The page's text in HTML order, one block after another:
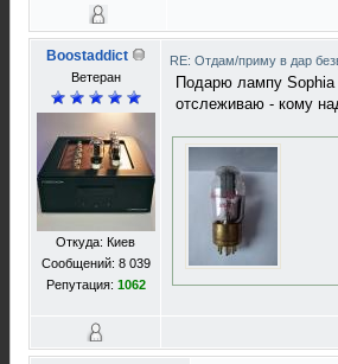
Boostaddict
Ветеран
Откуда: Киев
Сообщений: 8 039
Репутация: 1062
RE: Отдам/приму в дар
Подарю лампу
отслеживаю - кому